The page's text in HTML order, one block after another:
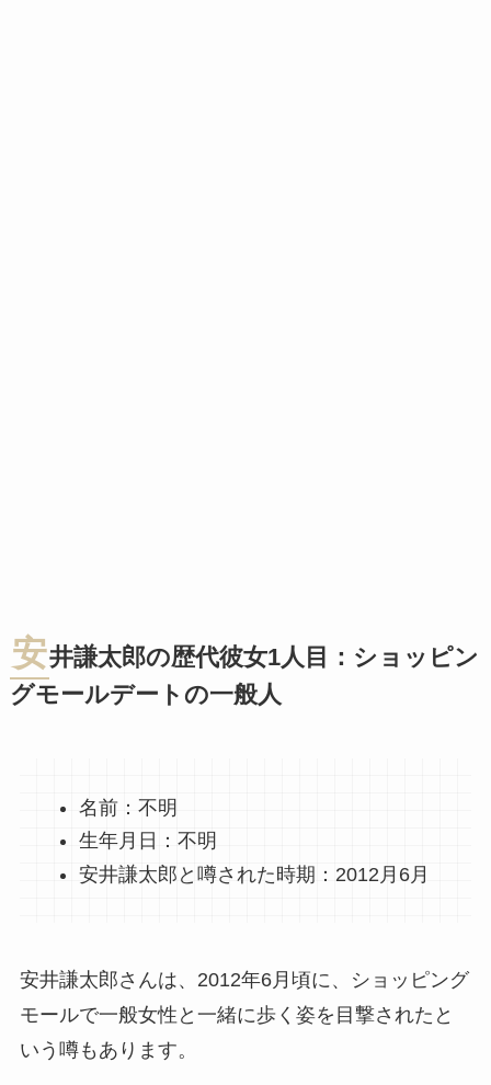
安井謙太郎の歴代彼女1人目：ショッピン
グモールデートの一般人
名前：不明
生年月日：不明
安井謙太郎と噂された時期：2012月6月
安井謙太郎さんは、2012年6月頃に、ショッピング
モールで一般女性と一緒に歩く姿を目撃されたと
いう噂もあります。